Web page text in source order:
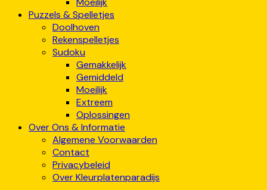
Puzzels & Spelletjes
Doolhoven
Rekenspelletjes
Sudoku
Gemakkelijk
Gemiddeld
Moeilijk
Extreem
Oplossingen
Over Ons & Informatie
Algemene Voorwaarden
Contact
Privacybeleid
Over Kleurplatenparadijs